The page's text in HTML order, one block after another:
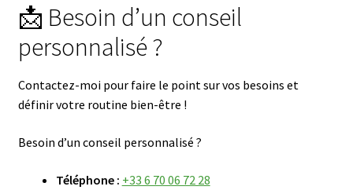
du
prénom
📩 Besoin d’un conseil
personnalisé ?
Contactez-moi pour faire le point sur vos besoins et
définir votre routine bien-être !
Besoin d’un conseil personnalisé ?
Téléphone : +33 6 70 06 72 28